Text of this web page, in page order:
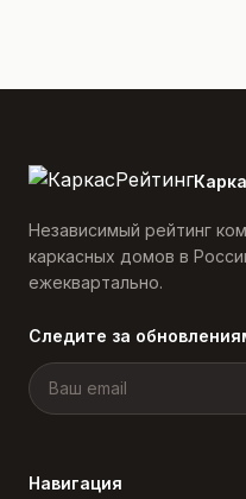
Независимый рейтинг
каркасных домов в
ежеквартально.
Следите за
Навигация